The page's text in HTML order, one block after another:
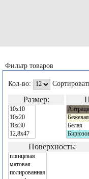
Фильтр товаров
Кол-во:
Размер:
Поверхность: